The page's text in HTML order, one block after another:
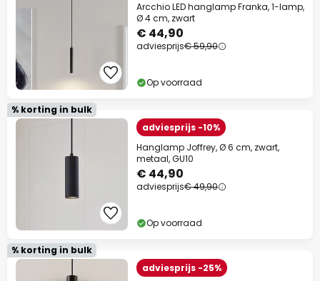
Arcchio LED hanglamp Franka, 1-lamp,
Ø 4 cm, zwart
€ 44,90
adviesprijs€ 59,90
Op voorraad
% korting in bulk
adviesprijs -10%
Hanglamp Joffrey, Ø 6 cm, zwart,
metaal, GU10
€ 44,90
adviesprijs€ 49,90
Op voorraad
% korting in bulk
adviesprijs -25%